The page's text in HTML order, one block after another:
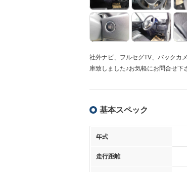
社外ナビ、フルセグTV、バック
庫致しました♪お気軽にお問合せ
基本スペック
年式
走行距離